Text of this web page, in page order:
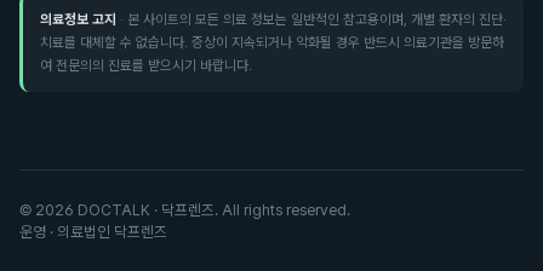
의료정보 고지 · 본 사이트의 모든 의료 정보는 일반적인 참고용이며, 개별 환자의 진단·
치료를 대체할 수 없습니다. 증상이 지속되거나 악화될 경우 반드시 의료기관을 방문하
여 전문의의 진료를 받으시기 바랍니다.
© 2026 DOCTALK · 닥프렌즈. All rights reserved.
운영 · 의료법인 닥프렌즈